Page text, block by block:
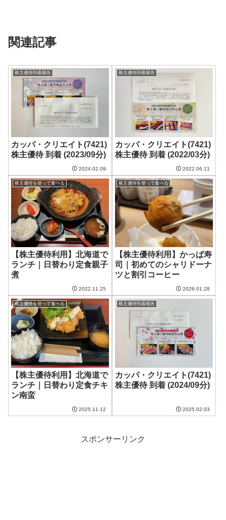
関連記事
株主優待到着報告
カッパ・クリエイト(7421)
株主優待 到着 (2023/09分)
2024.02.09
株主優待到着報告
カッパ・クリエイト(7421)
株主優待 到着 (2022/03分)
2022.06.11
株主優待を使って食べる
【株主優待利用】北海道で
ランチ｜日替わり定食親子
煮
2022.11.25
株主優待を使って食べる
【株主優待利用】かっぱ寿
司｜初めてのシャリドーナ
ツと割引コーヒー
2026.01.28
株主優待を使って食べる
【株主優待利用】北海道で
ランチ｜日替わり定食チキ
ン南蛮
2025.11.12
株主優待到着報告
カッパ・クリエイト(7421)
株主優待 到着 (2024/09分)
2025.02.03
スポンサーリンク